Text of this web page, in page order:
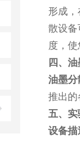
形成
散设备
度，使
四、 油
油墨分
推出的
五、 实
设备描